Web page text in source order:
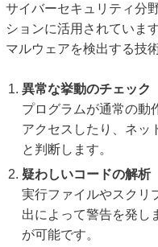
サイバーセキュリティ分
ションに活用されていま
マルウェアを検出する技術
異常な挙動のチェック
プログラムが通常の動
アクセスしたり、ネッ
と判断します。
疑わしいコードの解析
実行ファイルやスクリ
出によって警告を発し
が可能です。